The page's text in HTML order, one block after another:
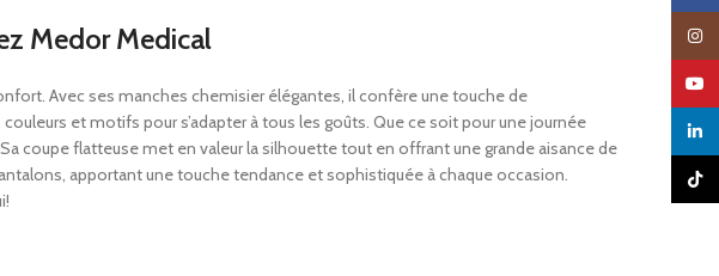
Medor Medical
Avec ses manches chemisier élégantes, il confère une touche de
et motifs pour s’adapter à tous les goûts. Que ce soit pour une journée
coupe flatteuse met en valeur la silhouette tout en offrant une grande aisance de
apportant une touche tendance et sophistiquée à chaque occasion.